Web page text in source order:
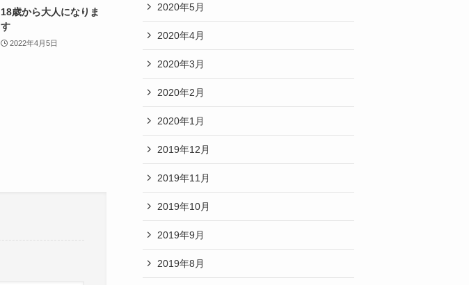
18歳から大人になりま
す
2022年4月5日
2020年5月
2020年4月
2020年3月
2020年2月
2020年1月
2019年12月
2019年11月
2019年10月
2019年9月
2019年8月